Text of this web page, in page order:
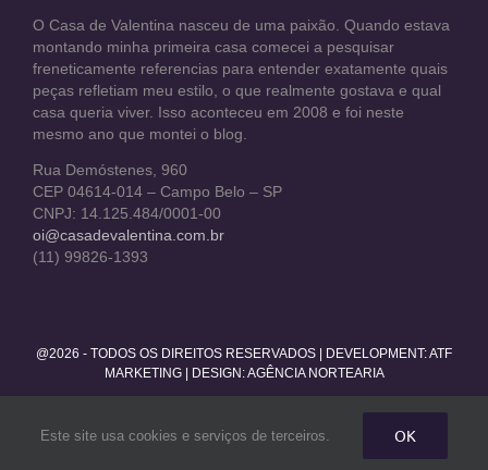
O Casa de Valentina nasceu de uma paixão. Quando estava
montando minha primeira casa comecei a pesquisar
freneticamente referencias para entender exatamente quais
peças refletiam meu estilo, o que realmente gostava e qual
casa queria viver. Isso aconteceu em 2008 e foi neste
mesmo ano que montei o blog.
Rua Demóstenes, 960
CEP 04614-014 – Campo Belo – SP
CNPJ: 14.125.484/0001-00
oi@casadevalentina.com.br
(11) 99826-1393
@2026 - TODOS OS DIREITOS RESERVADOS | DEVELOPMENT:ATF
MARKETING| DESIGN: AGÊNCIA NORTEARIA
FacebookTwitterInstagramPinterestYouTube
Este site usa cookies e serviços de terceiros. OK